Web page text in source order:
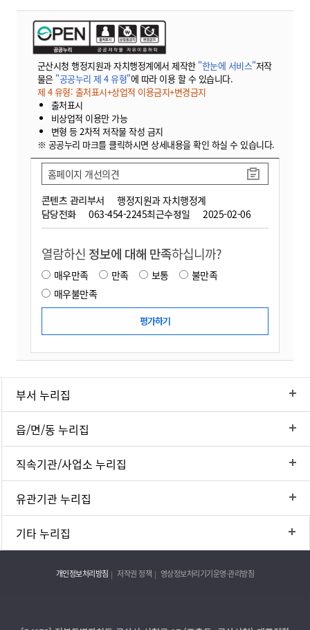
군산시청 행정지원과 자치행정계에서 제작한 "한눈에 서비스"저작
물은 "공공누리 제 4 유형"에 따라 이용 할 수 있습니다.
제 4 유형: 출처표시+상업적 이용금지+변경금지
출처표시
비상업적 이용만 가능
변형 등 2차적 저작물 작성 금지
※ 공공누리 마크를 클릭하시면 상세내용을 확인 하실 수 있습니다.
콘텐츠 관리부서
행정지원과 자치행정계
담당전화
063-454-2245최근수정일 2025-02-06
홈페이지 개선의견
열람하신 정보에 대해 만족하십니까?
매우만족 만족 보통
불만족
매우불만족
부서 누리집
읍/면/동 누리집
직속기관/사업소 누리집
유관기관 누리집
기타 누리집
개인정보처리방침 저작권 정책 영상정보처리기기운영·관리방침